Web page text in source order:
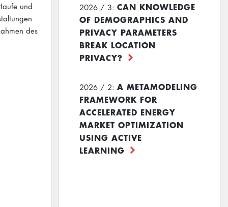
und
des
2026 / 3: CAN KNOWLEDGE
OF DEMOGRAPHICS AND
PRIVACY PARAMETERS
BREAK LOCATION
PRIVACY?
2026 / 2: A METAMODELING
FRAMEWORK FOR
ACCELERATED ENERGY
MARKET OPTIMIZATION
USING ACTIVE
LEARNING